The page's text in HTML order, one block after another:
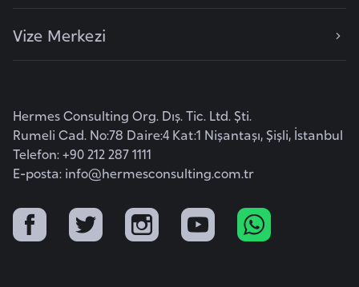
Vize Merkezi
Hermes Consulting Org. Dış. Tic. Ltd. Şti.
Rumeli Cad. No:78 Daire:4 Kat:1 Nişantaşı, Şişli, İstanbul
Telefon: +90 212 287 1111
E-posta: info@hermesconsulting.com.tr
ç
i
k
a
B